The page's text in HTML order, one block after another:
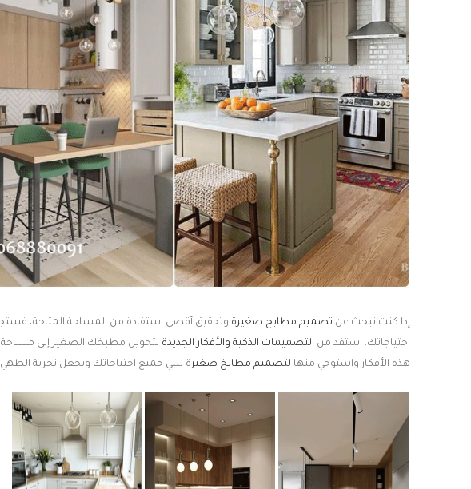
إذا كنت تبحث عن تصميم مطابخ صغيرة وتحقيق أقصى استفادة من المساحة المتاحة، فستجد في هذا
احتياجاتك. استفد من التصميمات الذكية والأفكار الجديدة لتحويل مطبخك الصغير إلى مساحة
هذه الأفكار واستوحي منها لتصميم مطابخ صغيرة يلبي جميع احتياجاتك ويجعل تجربة